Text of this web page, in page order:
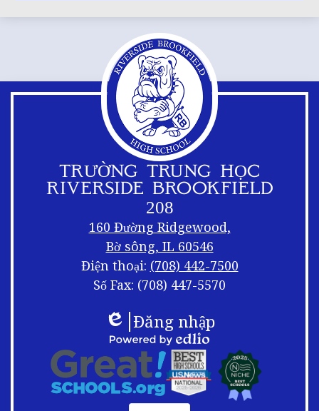
TRƯỜNG TRUNG HỌC
RIVERSIDE BROOKFIELD
208
160 Đường Ridgewood,
Bờ sông, IL 60546
Điện thoại: (708) 442-7500
Số Fax: (708) 447-5570
kết
chân
trang
trộn
chân
trang
Edlio
Đăng nhập
Được
cung
cấp
Logo
chân
trang